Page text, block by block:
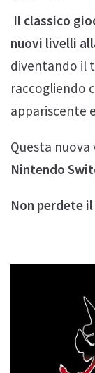
Il classico
nuovi livelli
diventando il
raccogliendo
appariscente
Questa
Nintendo
Non perdete